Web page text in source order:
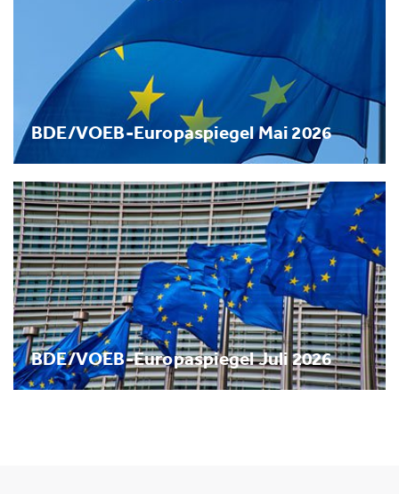
BDE/VOEB-Europaspiegel Mai 2026
BDE/VOEB-Europaspiegel Juli 2026